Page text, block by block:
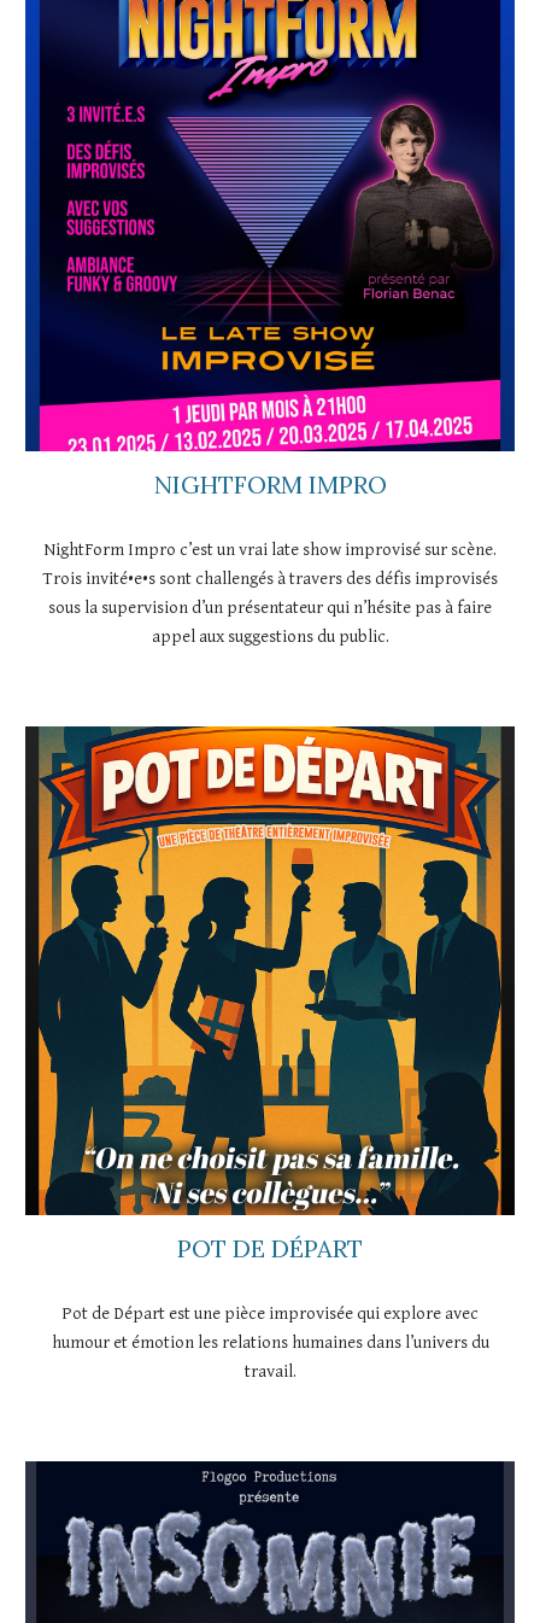
NIGHTFORM IMPRO
NightForm Impro c’est un vrai late show improvisé sur scène.
Trois invité•e•s sont challengés à travers des défis improvisés
sous la supervision d’un présentateur qui n’hésite pas à faire
appel aux suggestions du public.
POT DE DÉPART
Pot de Départ est une pièce improvisée qui explore avec
humour et émotion les relations humaines dans l’univers du
travail.